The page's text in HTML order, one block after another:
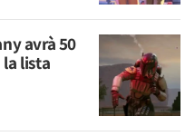
avrà 50
lista